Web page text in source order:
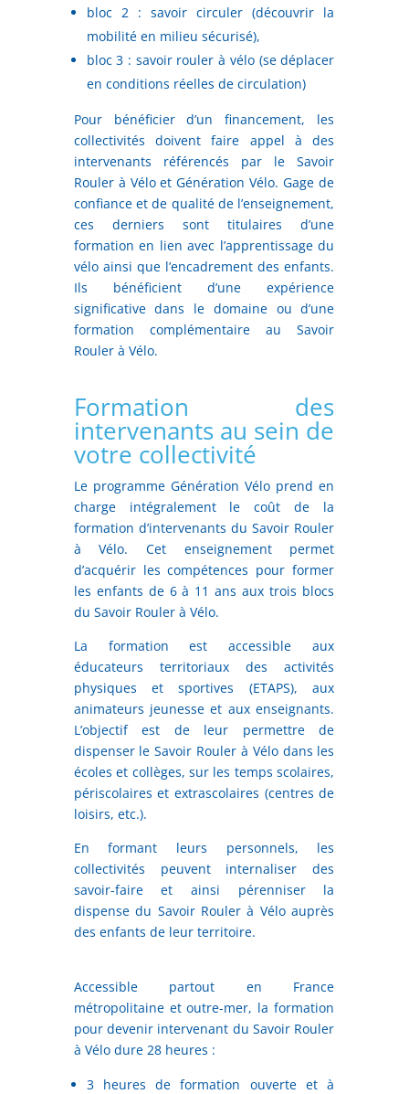
bloc 2 : savoir circuler (découvrir la
mobilité en milieu sécurisé),
bloc 3 : savoir rouler à vélo (se déplacer
en conditions réelles de circulation)
Pour bénéficier d’un financement, les
collectivités doivent faire appel à des
intervenants référencés par le Savoir
Rouler à Vélo et Génération Vélo. Gage de
confiance et de qualité de l’enseignement,
ces derniers sont titulaires d’une
formation en lien avec l’apprentissage du
vélo ainsi que l’encadrement des enfants.
Ils bénéficient d’une expérience
significative dans le domaine ou d’une
formation complémentaire au Savoir
Rouler à Vélo.
Formation des
intervenants au sein de
votre collectivité
Le programme Génération Vélo prend en
charge intégralement le coût de la
formation d’intervenants du Savoir Rouler
à Vélo. Cet enseignement permet
d’acquérir les compétences pour former
les enfants de 6 à 11 ans aux trois blocs
du Savoir Rouler à Vélo.
La formation est accessible aux
éducateurs territoriaux des activités
physiques et sportives (ETAPS), aux
animateurs jeunesse et aux enseignants.
L’objectif est de leur permettre de
dispenser le Savoir Rouler à Vélo dans les
écoles et collèges, sur les temps scolaires,
périscolaires et extrascolaires (centres de
loisirs, etc.).
En formant leurs personnels, les
collectivités peuvent internaliser des
savoir-faire et ainsi pérenniser la
dispense du Savoir Rouler à Vélo auprès
des enfants de leur territoire.
Accessible partout en France
métropolitaine et outre-mer, la formation
pour devenir intervenant du Savoir Rouler
à Vélo dure 28 heures :
3 heures de formation ouverte et à